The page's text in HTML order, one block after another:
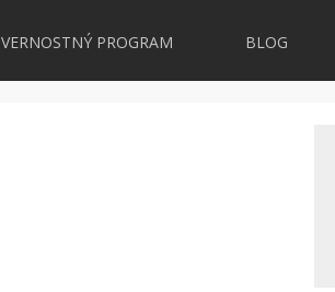
VERNOSTNÝ PROGRAM BLOG